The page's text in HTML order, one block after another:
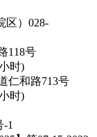
区）028-
118号
时)
仁和路713号
时)
1